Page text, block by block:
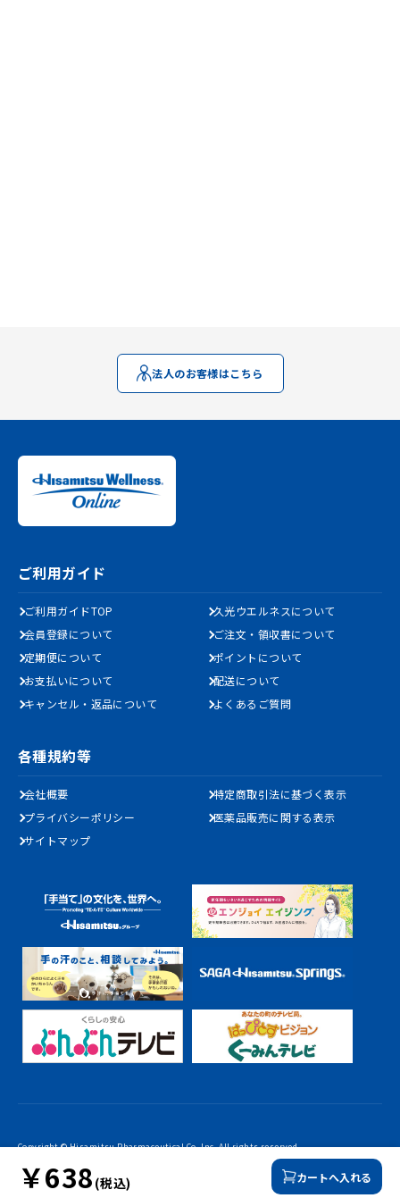
￥638 (税込) カートへ入れる
法人のお客様はこちら
ご利用ガイド
ご利用ガイドTOP
久光ウエルネスについて
会員登録について
ご注文・領収書について
定期便について
ポイントについて
お支払いについて
配送について
キャンセル・返品について
よくあるご質問
各種規約等
会社概要
特定商取引法に基づく表示
プライバシーポリシー
医薬品販売に関する表示
サイトマップ
Copyright © Hisamitsu Pharmaceutical Co.,Inc. All rights reserved.